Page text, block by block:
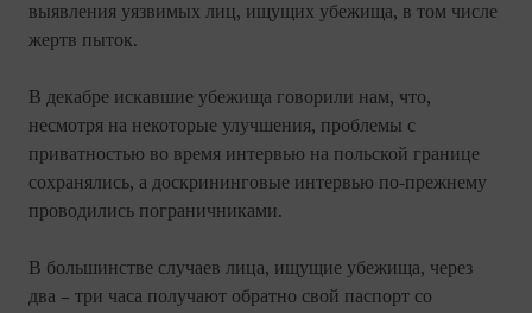
выявления уязвимых лиц, ищущих убежища, в том числе
жертв пыток.
В декабре искавшие убежища говорили нам, что,
несмотря на некоторые улучшения, проблемы с
приватностью во время интервью на польской границе
сохранялись, а доскрининговые интервью по-прежнему
проводились пограничниками.
В большинстве случаев лица, ищущие убежища, через
два – три часа получают обратно свой паспорт со